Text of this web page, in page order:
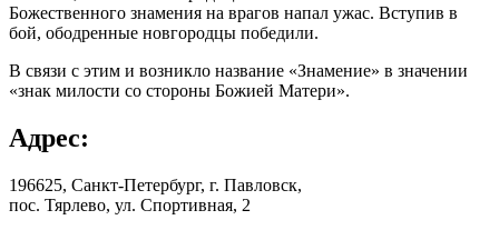
Бо­же­ствен­но­го зна­ме­ния на вра­гов на­пал ужас. Всту­пив в
бой, обод­рен­ные нов­го­род­цы по­бе­ди­ли.
В свя­зи с этим и воз­ник­ло на­зва­ние «Зна­ме­ние» в зна­че­нии
«знак ми­ло­сти со сто­ро­ны Бо­жи­ей Ма­те­ри».
Адрес:
196625, Санкт-Петербург, г. Павловск,
пос. Тярлево, ул. Спортивная, 2